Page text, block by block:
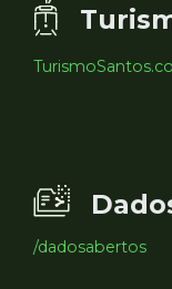
/dadosabertos